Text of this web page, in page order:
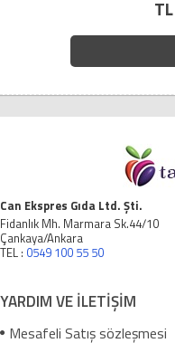
TL
Can Ekspres Gıda Ltd. Şti.
Fidanlık Mh. Marmara Sk.44/10
Çankaya/Ankara
TEL : 0549 100 55 50
YARDIM VE İLETİŞİM
Mesafeli Satış sözleşmesi